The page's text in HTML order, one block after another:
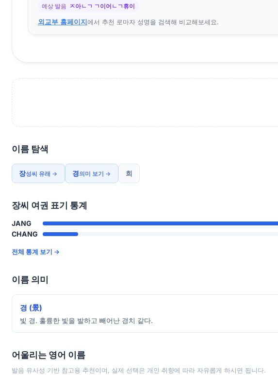
예상 발음 ㅈ아ㄴㄱ ㄱ이어ㄴㄱ휴이
외교부 홈페이지에서 추천 로마자 성명을 검색해 비교해보세요.
이름 탐색
장성씨 유래 → 경의미 보기 → 희
장씨 여권 표기 통계
JANG
CHANG
전체 통계 보기 →
이름 의미
경 (景)
빛 경. 훌륭한 빛을 발하고 빼어난 경치 같다.
어울리는 영어 이름
발음 유사성 기반 참고용 추천이며, 실제 선택은 개인 취향에 따라 자유롭게 하시면 됩니다.